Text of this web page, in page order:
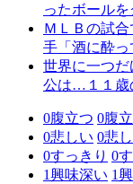
ったボール
ＭＬＢの試
手「酒に酔っ
世界に一つだ
公は…１１歳
0腹立つ 0腹
0悲しい 0悲
0すっきり 0
1興味深い 1